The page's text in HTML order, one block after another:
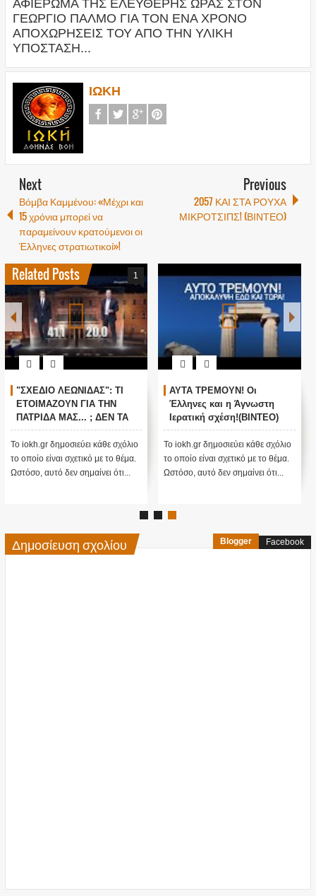
ΑΦΙΕΡΩΜΑ ΤΗΣ ΕΛΕΥΘΕΡΗΣ ΩΡΑΣ ΣΤΟΝ
ΓΕΩΡΓΙΟ ΠΑΛΜΟ ΓΙΑ ΤΟΝ ΕΝΑ ΧΡΟΝΟ
ΑΠΟΧΩΡΗΣΕΙΣ ΤΟΥ ΑΠΟ ΤΗΝ ΥΛΙΚΗ
ΥΠΟΣΤΑΣΗ...
ΙΩΚΗ
Next
Βόμβα Καμμένου: «Μέχρι και
15 χρόνια μπορεί να
παραμείνουν κρατούμενοι οι
Έλληνες στρατιωτικοί»!
Previous
2057 ΚΑΙ ΣΤΑ ΡΟΥΧΑ
ΜΙΚΡΟΤΣΙΠΣ! (ΒΙΝΤΕΟ)
Related Posts 1
"ΣΧΕΔΙΟ ΛΕΩΝΙΔΑΣ": ΤΙ
ΕΤΟΙΜΑΖΟΥΝ ΓΙΑ ΤΗΝ
ΠΑΤΡΙΔΑ ΜΑΣ... ; ΔΕΝ ΤΑ
ΕΙΠΕ ΤΥΧΑΙΑ ΣΤΙΣ
13/11/2015...
Το iokh.gr δημοσιεύει κάθε σχόλιο
το οποίο είναι σχετικό με το θέμα.
Ωστόσο, αυτό δεν σημαίνει ότι...
ΑΥΤΑ ΤΡΕΜΟΥΝ! Οι
Έλληνες και η Άγνωστη
Ιερατική σχέση!(ΒΙΝΤΕΟ)
Το iokh.gr δημοσιεύει κάθε σχόλιο
το οποίο είναι σχετικό με το θέμα.
Ωστόσο, αυτό δεν σημαίνει ότι...
Δημοσίευση σχολίου Blogger Facebook